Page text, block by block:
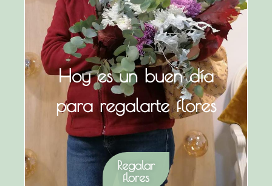
Hoy es un buen día
para regalarte flores
Regalar
flores